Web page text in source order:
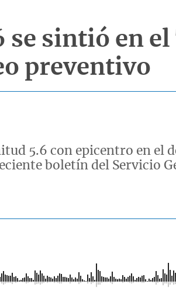
se sintió en
preventivo
5.6 con epicentro en el
boletín del Servicio